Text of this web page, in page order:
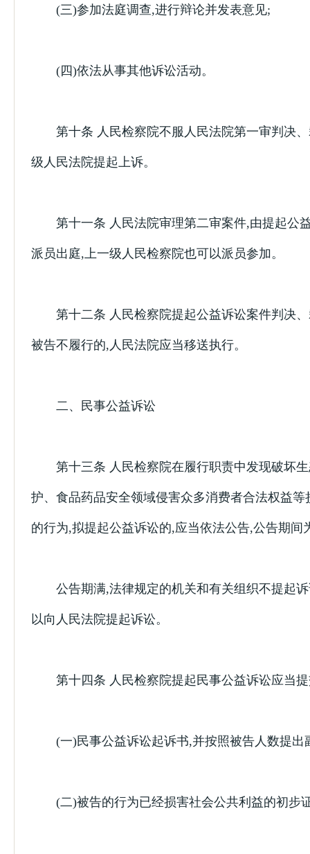
(三)参加法庭调查,进行辩论并发表意见;
(四)依法从事其他诉讼活动。
第十条 人民检察院不服人民法院第一审判决、
级人民法院提起上诉。
第十一条 人民法院审理第二审案件,由提起公
派员出庭,上一级人民检察院也可以派员参加。
第十二条 人民检察院提起公益诉讼案件判决、
被告不履行的,人民法院应当移送执行。
二、民事公益诉讼
第十三条 人民检察院在履行职责中发现破坏生
护、食品药品安全领域侵害众多消费者合法权益等
的行为,拟提起公益诉讼的,应当依法公告,公告期间
公告期满,法律规定的机关和有关组织不提起诉
以向人民法院提起诉讼。
第十四条 人民检察院提起民事公益诉讼应当提
(一)民事公益诉讼起诉书,并按照被告人数提出
(二)被告的行为已经损害社会公共利益的初步